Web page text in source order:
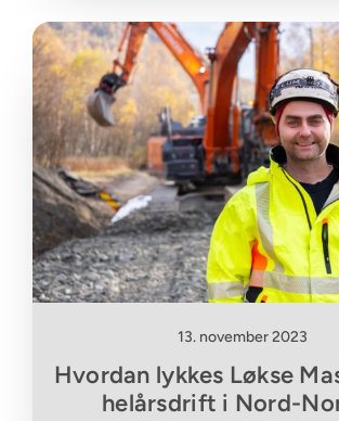
13. november 2023
Hvordan lykkes Løkse
helårsdrift i Nord-